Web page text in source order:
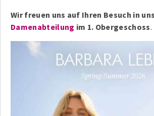
Wir freuen uns auf Ihren Besuch in
Damenabteilung im 1. Obergeschoss.